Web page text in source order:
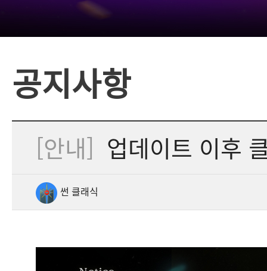
공지사항
[안내] 업데이트 이후
썬 클래식